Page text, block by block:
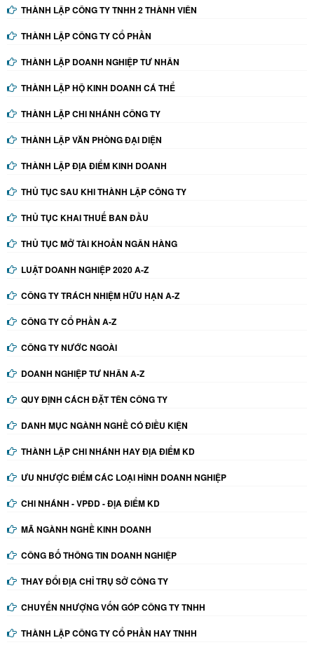
THÀNH LẬP CÔNG TY TNHH 2 THÀNH VIÊN
THÀNH LẬP CÔNG TY CỔ PHẦN
THÀNH LẬP DOANH NGHIỆP TƯ NHÂN
THÀNH LẬP HỘ KINH DOANH CÁ THỂ
THÀNH LẬP CHI NHÁNH CÔNG TY
THÀNH LẬP VĂN PHÒNG ĐẠI DIỆN
THÀNH LẬP ĐỊA ĐIỂM KINH DOANH
THỦ TỤC SAU KHI THÀNH LẬP CÔNG TY
THỦ TỤC KHAI THUẾ BAN ĐẦU
THỦ TỤC MỞ TÀI KHOẢN NGÂN HÀNG
LUẬT DOANH NGHIỆP 2020 A-Z
CÔNG TY TRÁCH NHIỆM HỮU HẠN A-Z
CÔNG TY CỔ PHẦN A-Z
CÔNG TY NƯỚC NGOÀI
DOANH NGHIỆP TƯ NHÂN A-Z
QUY ĐỊNH CÁCH ĐẶT TÊN CÔNG TY
DANH MỤC NGÀNH NGHỀ CÓ ĐIỀU KIỆN
THÀNH LẬP CHI NHÁNH HAY ĐỊA ĐIỂM KD
ƯU NHƯỢC ĐIỂM CÁC LOẠI HÌNH DOANH NGHIỆP
CHI NHÁNH - VPĐD - ĐỊA ĐIỂM KD
MÃ NGÀNH NGHỀ KINH DOANH
CÔNG BỐ THÔNG TIN DOANH NGHIỆP
THAY ĐỔI ĐỊA CHỈ TRỤ SỞ CÔNG TY
CHUYỂN NHƯỢNG VỐN GÓP CÔNG TY TNHH
THÀNH LẬP CÔNG TY CỔ PHẦN HAY TNHH